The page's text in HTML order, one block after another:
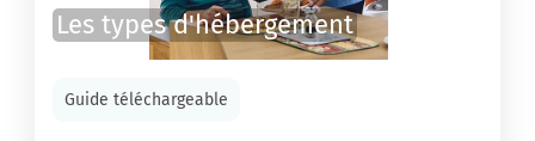
Les types d'hébergement
Guide téléchargeable